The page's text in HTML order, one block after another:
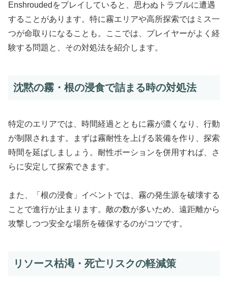
Enshroudedをプレイしていると、思わぬトラブルに遭遇
することがあります。特に霧エリアや高所探索ではミス一
つが命取りになることも。ここでは、プレイヤーがよく経
験する問題と、その対処法を紹介します。
沈黙の霧・根の浸食で詰まる時の対処法
特定のエリアでは、時間経過とともに霧が濃くなり、行動
が制限されます。まずは霧耐性を上げる装備を作り、探索
時間を延ばしましょう。耐性ポーションを併用すれば、さ
らに安定して探索できます。
また、「根の浸食」イベントでは、霧の発生源を破壊する
ことで進行が止まります。敵の数が多いため、遠距離から
攻撃しつつ安全な場所を確保するのがコツです。
リソース枯渇・死亡リスクの軽減策